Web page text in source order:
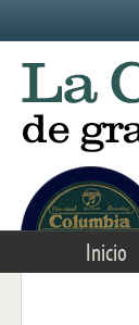
Inicio